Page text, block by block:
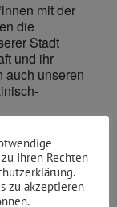
mit der
die
Stadt
und ihr
auch unseren
Kultur,
in der
um
Ihren Rechten
zu akzeptieren